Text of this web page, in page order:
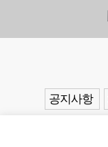
공지사항